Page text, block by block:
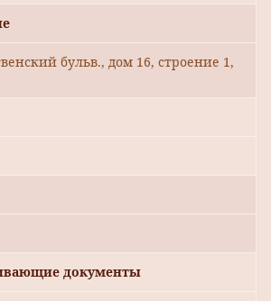
бульв., дом 16, строение 1,
документы